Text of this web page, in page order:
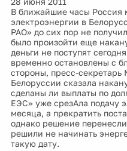
В ближайшие часы Россия
электроэнергии в
РАО» до сих пор не
было произойти еще
деньги не поступят
временно остановлены с
стороны, пресс-секретарь
Белоруссии сказала
сделаны ли выплаты по
ЕЭС» уже срезАла подачу
месяца, а прекратить
однако решение
решили не начинать
такую дату.